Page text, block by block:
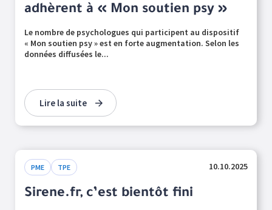
adhèrent à « Mon soutien psy »
Le nombre de psychologues qui participent au dispositif
« Mon soutien psy » est en forte augmentation. Selon les
données diffusées le...
Lire la suite
PME TPE 10.10.2025
Sirene.fr, c’est bientôt fini